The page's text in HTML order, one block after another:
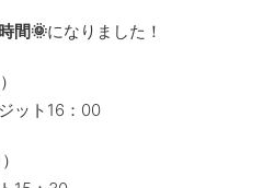
間🌞になりました！
ット16：00